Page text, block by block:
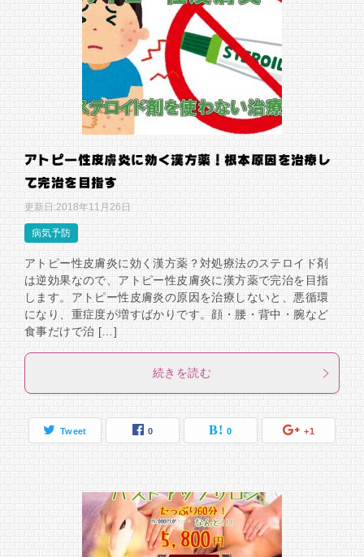
アトピー性皮膚炎に効く漢方薬！根本原因を治療し
て完治を目指す
更新日:2018年11月26日
病気予防
アトピー性皮膚炎に効く漢方薬？対処療法のステロイド剤
は逆効果なので、アトピー性皮膚炎に漢方薬で完治を目指
します。アトピー性皮膚炎の原因を治療しないと、悪循環
になり、重症度が増すばかりです。顔・腰・背中・腕など
食事だけで治 […]
続きを読む
Tweet 0 0 +1